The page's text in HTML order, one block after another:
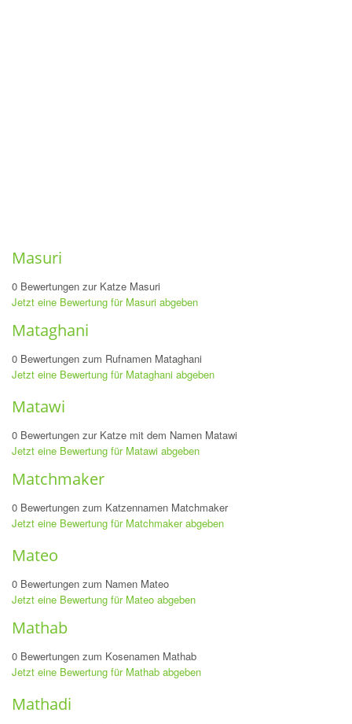
Masuri
0 Bewertungen zur Katze Masuri
Jetzt eine Bewertung für Masuri abgeben
Mataghani
0 Bewertungen zum Rufnamen Mataghani
Jetzt eine Bewertung für Mataghani abgeben
Matawi
0 Bewertungen zur Katze mit dem Namen Matawi
Jetzt eine Bewertung für Matawi abgeben
Matchmaker
0 Bewertungen zum Katzennamen Matchmaker
Jetzt eine Bewertung für Matchmaker abgeben
Mateo
0 Bewertungen zum Namen Mateo
Jetzt eine Bewertung für Mateo abgeben
Mathab
0 Bewertungen zum Kosenamen Mathab
Jetzt eine Bewertung für Mathab abgeben
Mathadi